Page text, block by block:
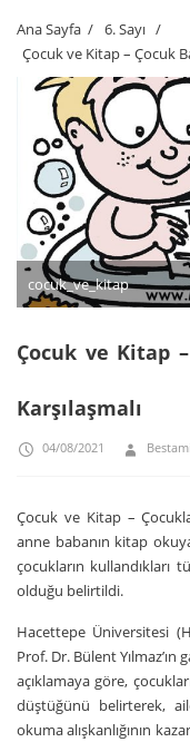
Ana Sayfa / 6. Sayı /
Çocuk ve Kitap – Çocuk
cocuk_ve_kitap
Çocuk ve Kitap
Karşılaşmalı
04/08/2021
Çocuk ve Kitap –
anne babanın kitap
çocukların kullandıkları
olduğu belirtildi.
Hacettepe Üniversitesi
Prof. Dr. Bülent
açıklamaya göre,
düştüğünü belirterek,
okuma alışkanlığının